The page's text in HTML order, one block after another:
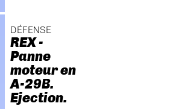
DÉFENSE
REX -
Panne
moteur en
A-29B.
Ejection.